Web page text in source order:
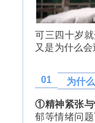
可三四十岁
又是为什么
01 为什
①精神紧张与
郁等情绪问